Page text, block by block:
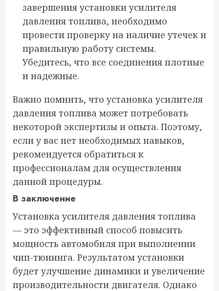
завершения установки усилителя
давления топлива, необходимо
провести проверку на наличие утечек и
правильную работу системы.
Убедитесь, что все соединения плотные
и надежные.
Важно помнить, что установка усилителя
давления топлива может потребовать
некоторой экспертизы и опыта. Поэтому,
если у вас нет необходимых навыков,
рекомендуется обратиться к
профессионалам для осуществления
данной процедуры.
В заключение
Установка усилителя давления топлива
— это эффективный способ повысить
мощность автомобиля при выполнении
чип-тюнинга. Результатом установки
будет улучшение динамики и увеличение
производительности двигателя. Однако